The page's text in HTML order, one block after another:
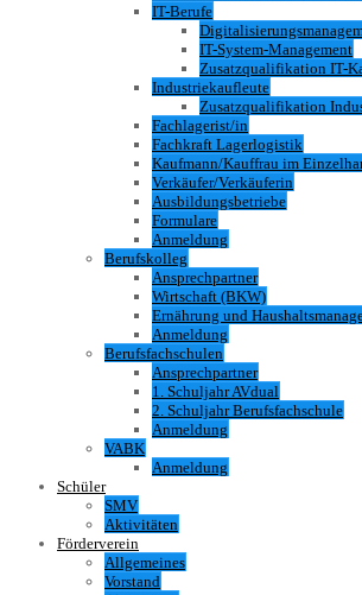
IT-Berufe
IT-System-Management
Zusatzqualifikation IT-
Industriekaufleute
Zusatzqualifikation
Fachlagerist/in
Fachkraft Lagerlogistik
Kaufmann/Kauffrau im
Verkäufer/Verkäuferin
Ausbildungsbetriebe
Formulare
Anmeldung
Berufskolleg
Ansprechpartner
Wirtschaft (BKW)
Ernährung und
Anmeldung
Berufsfachschulen
Ansprechpartner
1. Schuljahr AVdual
2. Schuljahr Berufsfachschule
Anmeldung
VABK
Anmeldung
Schüler
SMV
Aktivitäten
Förderverein
Allgemeines
Vorstand